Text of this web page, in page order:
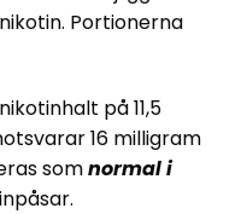
Portionerna
på 11,5
16 milligram
somnormal i